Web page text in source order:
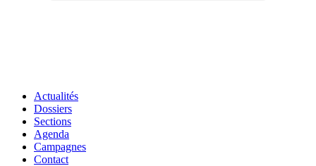
Actualités
Dossiers
Sections
Agenda
Campagnes
Contact